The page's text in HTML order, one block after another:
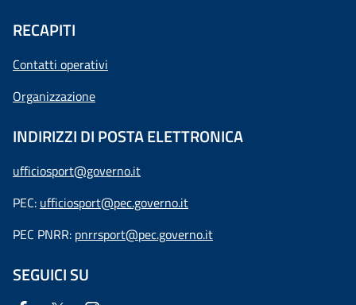
RECAPITI
Contatti operativi
Organizzazione
INDIRIZZI DI POSTA ELETTRONICA
ufficiosport@governo.it
PEC: ufficiosport@pec.governo.it
PEC PNRR: pnrrsport@pec.governo.it
SEGUICI SU